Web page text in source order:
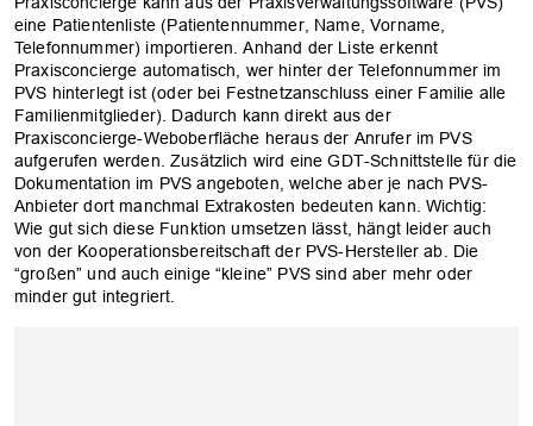
OK
eine Patientenliste (Patientennummer, Name, Vorname,
Telefonnummer) importieren. Anhand der Liste erkennt
Praxisconcierge automatisch, wer hinter der Telefonnummer im
PVS hinterlegt ist (oder bei Festnetzanschluss einer Familie alle
Familienmitglieder). Dadurch kann direkt aus der
Praxisconcierge-Weboberfläche heraus der Anrufer im PVS
aufgerufen werden. Zusätzlich wird eine GDT-Schnittstelle für die
Dokumentation im PVS angeboten, welche aber je nach PVS-
Anbieter dort manchmal Extrakosten bedeuten kann. Wichtig:
Wie gut sich diese Funktion umsetzen lässt, hängt leider auch
von der Kooperationsbereitschaft der PVS-Hersteller ab. Die
“großen” und auch einige “kleine” PVS sind aber mehr oder
minder gut integriert.